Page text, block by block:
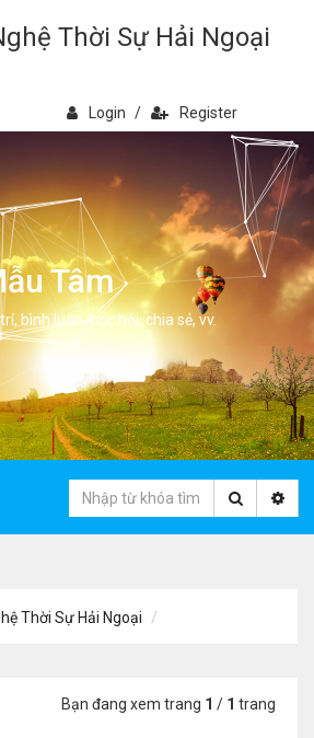
Thời Sự Hải Ngoại
Login / Register
Tâm
bình luân, học hỏi, chia sẻ, vv.
Thời Sự Hải Ngoại
Bạn đang xem trang 1 / 1 trang